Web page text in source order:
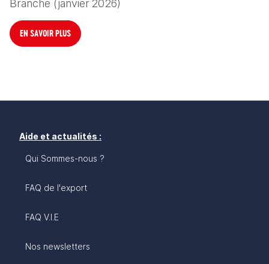
Branche (janvier 2026)
EN SAVOIR PLUS
Aide et actualités :
Qui Sommes-nous ?
FAQ de l'export
FAQ V.I.E
Nos newsletters